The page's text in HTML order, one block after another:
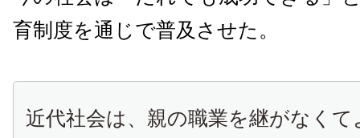
育制度を通じで普及させた。
近代社会は、親の職業を継がなくて